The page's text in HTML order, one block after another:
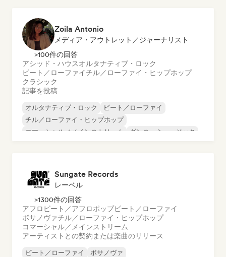
Zoila Antonio
メディア・アウトレット／ジャーナリスト
>100件の回答
アシッド・ハウスオルタナティブ・ロック
ビート／ローファイチル／ローファイ・ヒップホップ
クラシック
記事を投稿
オルタナティブ・ロック
ビート／ローファイ
チル／ローファイ・ヒップホップ
コマーシャル／メインストリーム
ダンス・ミュージック
Sungate Records
レーベル
>1300件の回答
アフロビート／アフロポップビート／ローファイ
ボサノヴァチル／ローファイ・ヒップホップ
コマーシャル／メインストリーム
アーティストとの契約または楽曲のリリース
ビート／ローファイ
ボサノヴァ